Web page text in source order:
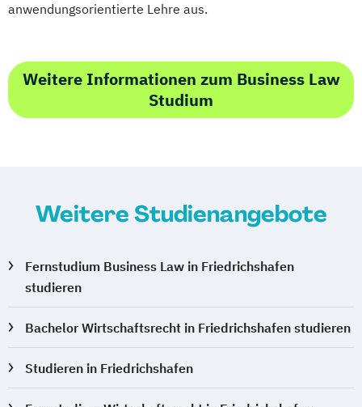
anwendungsorientierte Lehre aus.
Weitere Informationen zum Business Law
Studium
Weitere Studienangebote
Fernstudium Business Law in Friedrichshafen
studieren
Bachelor Wirtschaftsrecht in Friedrichshafen studieren
Studieren in Friedrichshafen